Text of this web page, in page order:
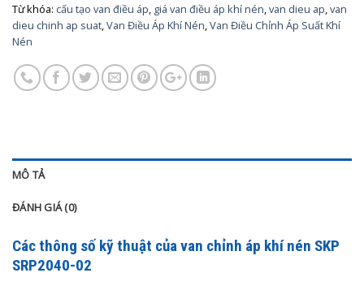
Từ khóa: cấu tạo van điều áp, giá van điều áp khí nén,van dieu ap,van
dieu chinh ap suat,Van Điều Áp Khí Nén,Van Điều Chỉnh Áp Suất Khí
Nén
MÔ TẢ
ĐÁNH GIÁ (0)
Các thông số kỹ thuật của van chỉnh áp khí nén SKP
SRP2040-02